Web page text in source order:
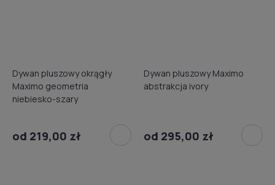
Dywan pluszowy okrągły
Maximo geometria
niebiesko-szary
od 219,00 zł
Dywan pluszowy Maximo
abstrakcja ivory
od 295,00 zł